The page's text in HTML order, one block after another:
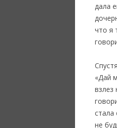
дала
что я
«Дай
взлез
стала
не